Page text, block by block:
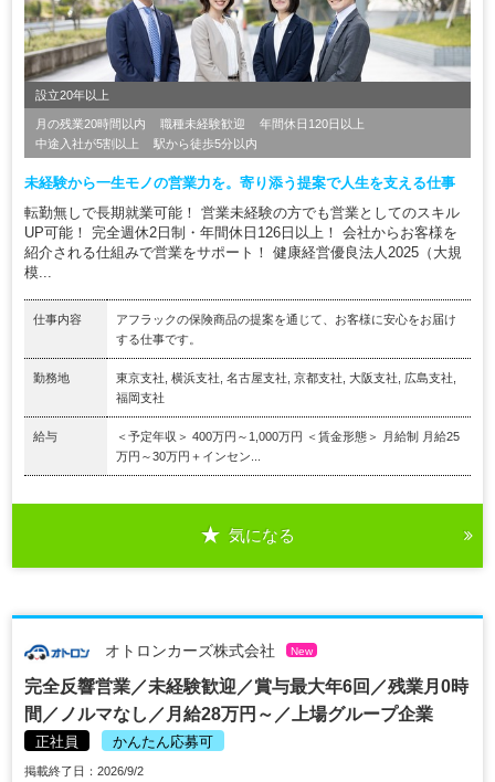
設立20年以上
月の残業20時間以内 職種未経験歓迎
年間休日120日以上
中途入社が5割以上
駅から徒歩5分以内
未経験から一生モノの営業力を。寄り添う提案で人生を支える仕事
転勤無しで長期就業可能！ 営業未経験の方でも営業としてのスキル
UP可能！ 完全週休2日制・年間休日126日以上！ 会社からお客様を
紹介される仕組みで営業をサポート！ 健康経営優良法人2025（大規
模...
仕事内容
アフラックの保険商品の提案を通じて、お客様に安心をお届け
する仕事です。
勤務地
東京支社, 横浜支社, 名古屋支社, 京都支社, 大阪支社, 広島支社,
福岡支社
給与
＜予定年収＞ 400万円～1,000万円 ＜賃金形態＞ 月給制 月給25
万円～30万円＋インセン...
気になる
オトロンカーズ株式会社 New
完全反響営業／未経験歓迎／賞与最大年6回／残業月0時
間／ノルマなし／月給28万円～／上場グループ企業
正社員 かんたん応募可
掲載終了日：2026/9/2